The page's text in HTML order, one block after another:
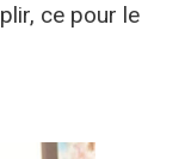
ce pour le